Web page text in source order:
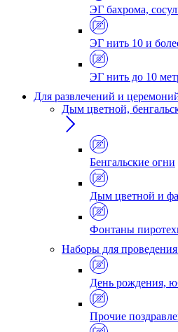
ЭГ бахрома,
ЭГ нить 10 и
ЭГ нить до 10
Для развлечений и
Дым цветной,
Бенгальские огни
Дым цветной и
Фонтаны
Наборы для
День рождения,
Прочие